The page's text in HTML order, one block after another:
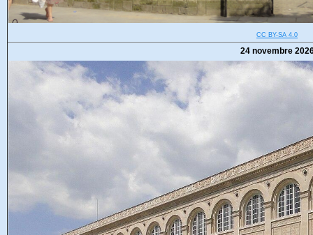
CC BY-SA 4.0
24 novembre